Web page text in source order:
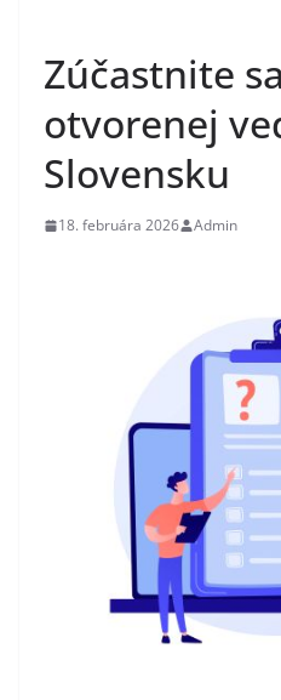
Zúčastnite
otvorenej
Slovensku
18. februára 2026 Admin